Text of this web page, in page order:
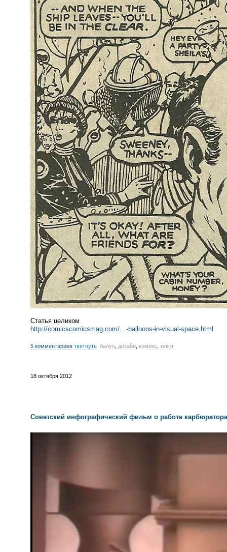
Статья целиком
http://comicscomicsmag.com/…-balloons-in-visual-space.html
5 комментариев твитнуть балун дизайн комикс текст
18 октября 2012
Советский инфографический фильм о работе карбюратора